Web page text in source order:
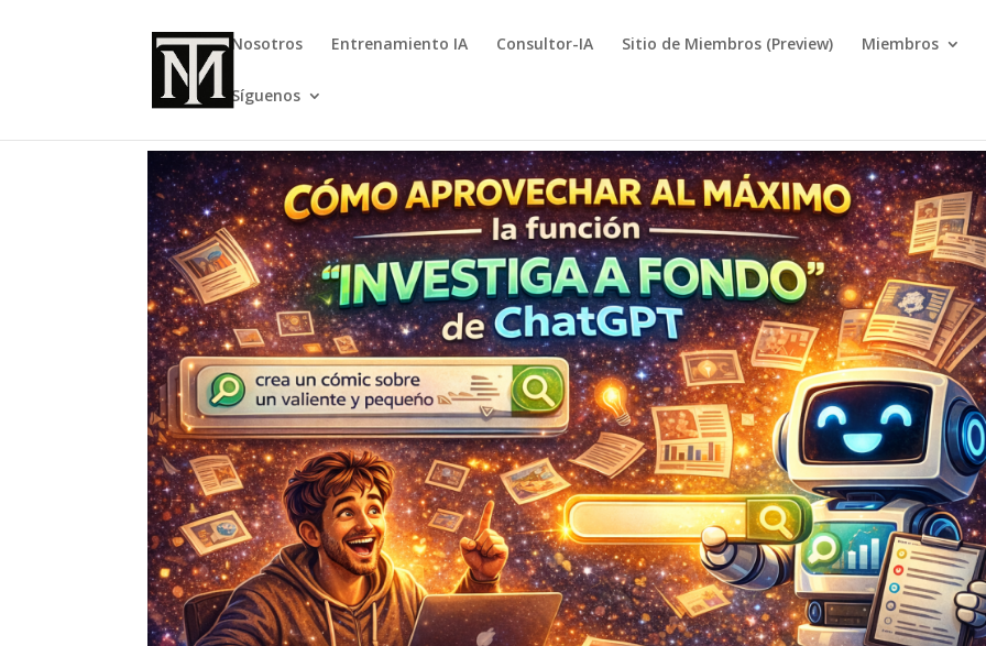
Nosotros Entrenamiento IA Consultor-IA Sitio de Miembros (Preview) Miembros
Síguenos